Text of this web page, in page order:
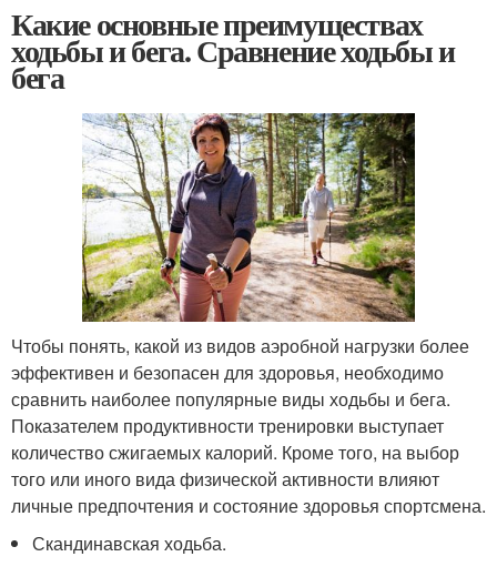
Какие основные преимуществах
ходьбы и бега. Сравнение ходьбы и
бега
Чтобы понять, какой из видов аэробной нагрузки более
эффективен и безопасен для здоровья, необходимо
сравнить наиболее популярные виды ходьбы и бега.
Показателем продуктивности тренировки выступает
количество сжигаемых калорий. Кроме того, на выбор
того или иного вида физической активности влияют
личные предпочтения и состояние здоровья спортсмена.
Скандинавская ходьба.